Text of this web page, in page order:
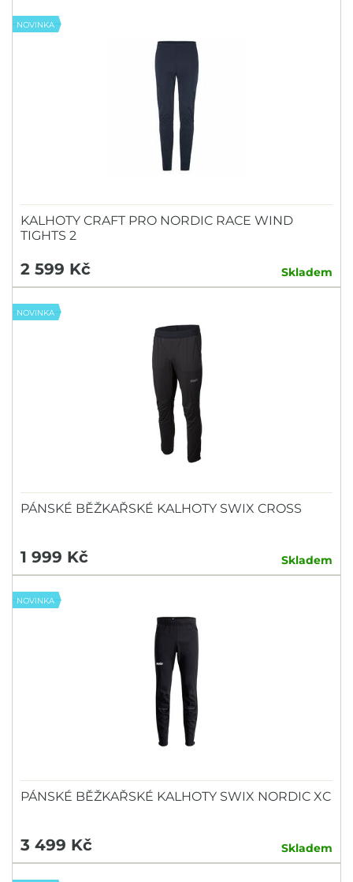
NOVINKA
KALHOTY CRAFT PRO NORDIC RACE WIND
TIGHTS 2
2 599 Kč Skladem
NOVINKA
PÁNSKÉ BĚŽKAŘSKÉ KALHOTY SWIX CROSS
1 999 Kč Skladem
NOVINKA
PÁNSKÉ BĚŽKAŘSKÉ KALHOTY SWIX NORDIC XC
3 499 Kč Skladem